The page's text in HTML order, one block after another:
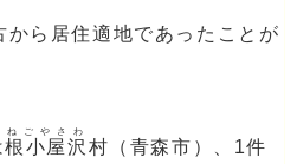
ら居住適地であったことが
根小屋沢
ねごやさわ
村（青森市）、1件